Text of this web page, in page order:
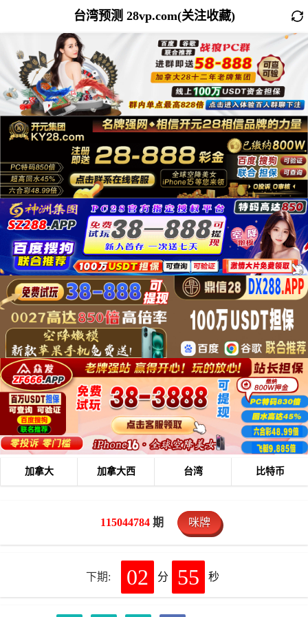
台湾预测 28vp.com(关注收藏)
加拿大 加拿大西 台湾 比特币
115044784 期 咪牌
下期: 02 分 55 秒